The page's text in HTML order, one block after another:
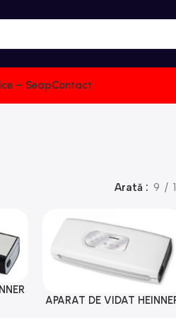
– SeapContact
Arată 9
Adaugă În Coș
APARAT DE VIDAT